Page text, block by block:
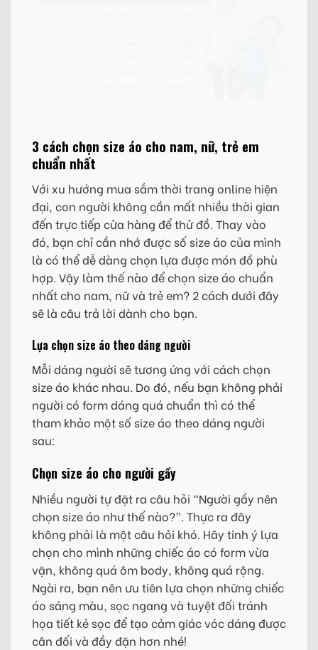
3 cách chọn size áo cho nam, nữ, trẻ em
chuẩn nhất
Với xu hướng mua sắm thời trang online hiện
đại, con người không cần mất nhiều thời gian
đến trực tiếp cửa hàng để thử đồ. Thay vào
đó, bạn chỉ cần nhớ được số size áo của mình
là có thể dễ dàng chọn lựa được món đồ phù
hợp. Vậy làm thế nào để chọn size áo chuẩn
nhất cho nam, nữ và trẻ em? 2 cách dưới đây
sẽ là câu trả lời dành cho bạn.
Lựa chọn size áo theo dáng người
Mỗi dáng người sẽ tương ứng với cách chọn
size áo khác nhau. Do đó, nếu bạn không phải
người có form dáng quá chuẩn thì có thể
tham khảo một số size áo theo dáng người
sau:
Chọn size áo cho người gầy
Nhiều người tự đặt ra câu hỏi “Người gầy nên
chọn size áo như thế nào?”. Thực ra đây
không phải là một câu hỏi khó. Hãy tinh ý lựa
chọn cho mình những chiếc áo có form vừa
vặn, không quá ôm body, không quá rộng.
Ngài ra, bạn nên ưu tiên lựa chọn những chiếc
áo sáng màu, sọc ngang và tuyệt đối tránh
họa tiết kẻ sọc để tạo cảm giác vóc dáng được
cân đối và đầy đặn hơn nhé!